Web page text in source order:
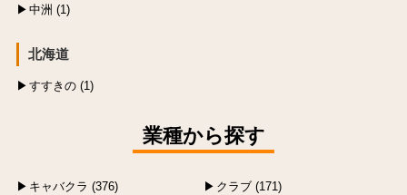
中洲 (1)
北海道
すすきの (1)
業種から探す
キャバクラ (376)
クラブ (171)